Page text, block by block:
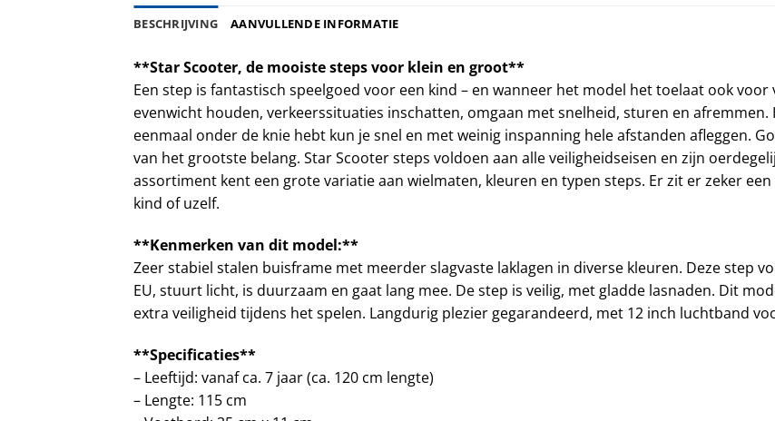
BESCHRIJVING AANVULLENDE INFORMATIE
**Star Scooter, de mooiste steps voor klein en groot**
Een step is fantastisch speelgoed voor een kind – en wanneer het model het toelaat ook voor
evenwicht houden, verkeerssituaties inschatten, omgaan met snelheid, sturen en
eenmaal onder de knie hebt kun je snel en met weinig inspanning hele afstanden afleggen.
van het grootste belang. Star Scooter steps voldoen aan alle veiligheidseisen en zijn
assortiment kent een grote variatie aan wielmaten, kleuren en typen steps. Er zit er zeker
kind of uzelf.
**Kenmerken van dit model:**
Zeer stabiel stalen buisframe met meerder slagvaste laklagen in diverse kleuren. Deze step
EU, stuurt licht, is duurzaam en gaat lang mee. De step is veilig, met gladde lasnaden. Dit
extra veiligheid tijdens het spelen. Langdurig plezier gegarandeerd, met 12 inch luchtband
**Specificaties**
– Leeftijd: vanaf ca. 7 jaar (ca. 120 cm lengte)
– Lengte: 115 cm